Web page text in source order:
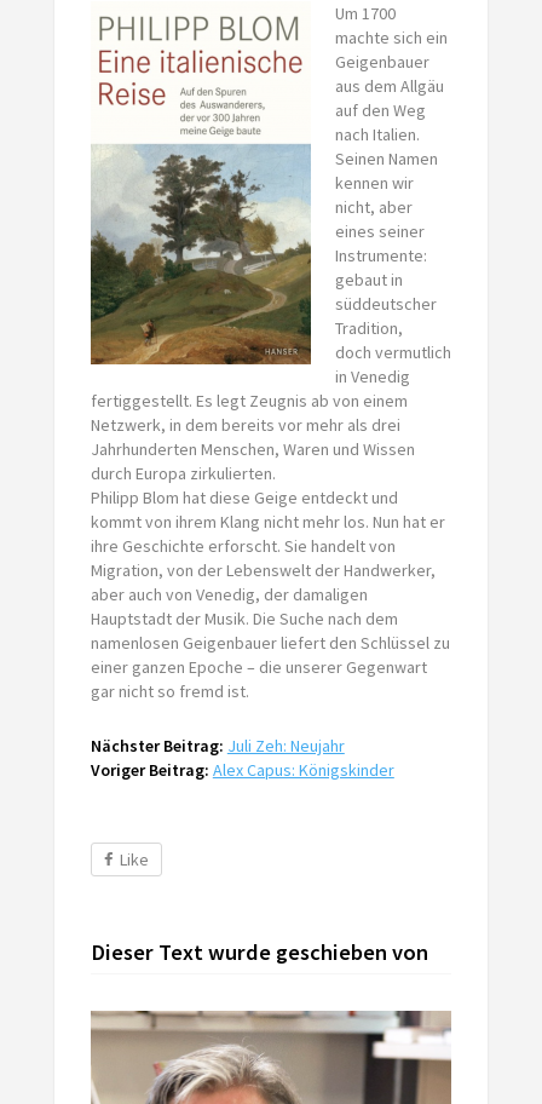
Um 1700
machte sich ein
Geigenbauer
aus dem Allgäu
auf den Weg
nach Italien.
Seinen Namen
kennen wir
nicht, aber
eines seiner
Instrumente:
gebaut in
süddeutscher
Tradition,
doch vermutlich
in Venedig
fertiggestellt. Es legt Zeugnis ab von einem
Netzwerk, in dem bereits vor mehr als drei
Jahrhunderten Menschen, Waren und Wissen
durch Europa zirkulierten.
Philipp Blom hat diese Geige entdeckt und
kommt von ihrem Klang nicht mehr los. Nun hat er
ihre Geschichte erforscht. Sie handelt von
Migration, von der Lebenswelt der Handwerker,
aber auch von Venedig, der damaligen
Hauptstadt der Musik. Die Suche nach dem
namenlosen Geigenbauer liefert den Schlüssel zu
einer ganzen Epoche – die unserer Gegenwart
gar nicht so fremd ist.
Nächster Beitrag: Juli Zeh: Neujahr
Voriger Beitrag: Alex Capus: Königskinder
Like
Dieser Text wurde geschieben von